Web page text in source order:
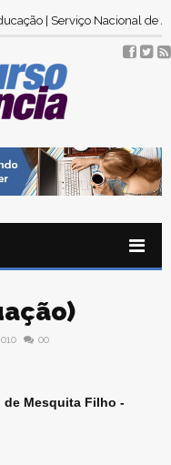
| Serviço Nacional de
em Gestão Ambiental |
00
Mesquita Filho -